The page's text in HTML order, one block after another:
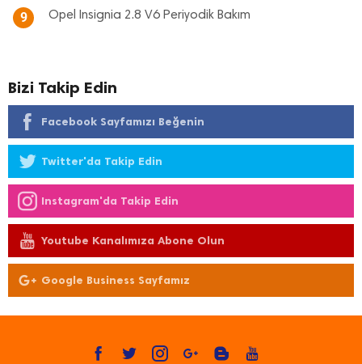
9 Opel Insignia 2.8 V6 Periyodik Bakım
Bizi Takip Edin
Facebook Sayfamızı Beğenin
Twitter'da Takip Edin
Instagram'da Takip Edin
Youtube Kanalımıza Abone Olun
Google Business Sayfamız